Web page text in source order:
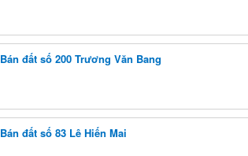
Bán đất số 200 Trương Văn Bang
Bán đất số 83 Lê Hiến Mai